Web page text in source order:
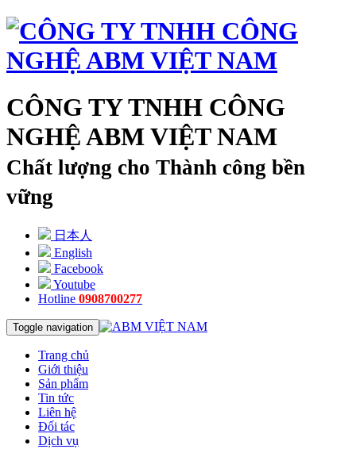
CÔNG TY TNHH CÔNG
NGHỆ ABM VIỆT NAM
Chất lượng cho Thành công bền
vững
日本人
English
Facebook
Youtube
Hotline 0908700277
Toggle navigation
Trang chủ
Giới thiệu
Sản phẩm
Tin tức
Liên hệ
Đối tác
Dịch vụ